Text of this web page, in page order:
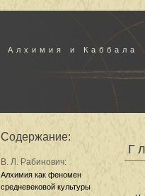
Алхимия и Каббала
Содержание:
В. Л. Рабинович:
Алхимия как феномен
средневековой культуры